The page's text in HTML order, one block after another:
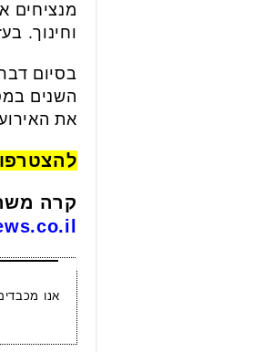
מנציחים
וחינוך.
בסיום
השנים
את
קרה
אנו